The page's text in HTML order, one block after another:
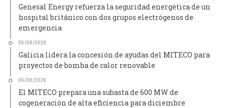
Genesal Energy refuerza la seguridad energética de un
hospital británico con dos grupos electrógenos de
emergencia
05/08/2026
Galicia lidera la concesión de ayudas del MITECO para
proyectos de bomba de calor renovable
05/08/2026
El MITECO prepara una subasta de 600 MW de
cogeneración de alta eficiencia para diciembre